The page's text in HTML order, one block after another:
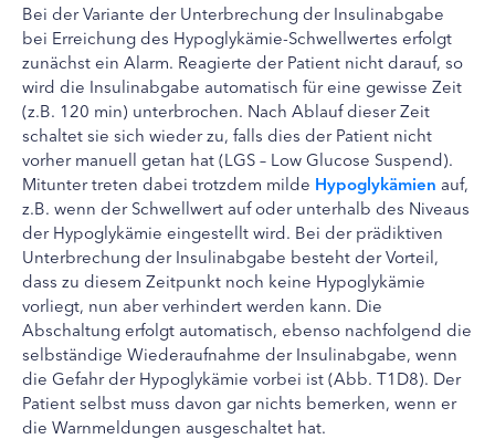
Bei der Variante der Unterbrechung der Insulinabgabe
bei Erreichung des Hypoglykämie-Schwellwertes erfolgt
zunächst ein Alarm. Reagierte der Patient nicht darauf, so
wird die Insulinabgabe automatisch für eine gewisse Zeit
(z.B. 120 min) unterbrochen. Nach Ablauf dieser Zeit
schaltet sie sich wieder zu, falls dies der Patient nicht
vorher manuell getan hat (LGS – Low Glucose Suspend).
Mitunter treten dabei trotzdem milde Hypoglykämien auf,
z.B. wenn der Schwellwert auf oder unterhalb des Niveaus
der Hypoglykämie eingestellt wird. Bei der prädiktiven
Unterbrechung der Insulinabgabe besteht der Vorteil,
dass zu diesem Zeitpunkt noch keine Hypoglykämie
vorliegt, nun aber verhindert werden kann. Die
Abschaltung erfolgt automatisch, ebenso nachfolgend die
selbständige Wiederaufnahme der Insulinabgabe, wenn
die Gefahr der Hypoglykämie vorbei ist (Abb. T1D8). Der
Patient selbst muss davon gar nichts bemerken, wenn er
die Warnmeldungen ausgeschaltet hat.